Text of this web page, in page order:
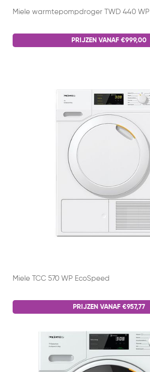
Miele warmtepompdroger TWD 440 WP
PRIJZEN VANAF €999,00
Miele TCC 570 WP EcoSpeed
PRIJZEN VANAF €957,77